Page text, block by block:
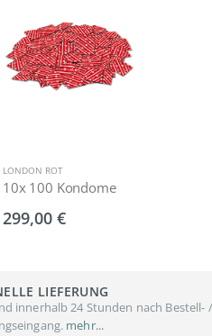
LONDON ROT
10x 100 Kondome
299,00 €
LIEFERUNG
innerhalb 24 Stunden nach Bestell- /
mehr...